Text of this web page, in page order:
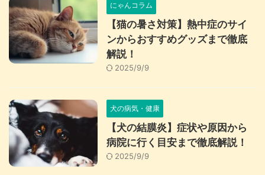
にゃんコラム
【猫の暑さ対策】熱中症のサイ
ンからおすすめグッズまで徹底
解説！
2025/9/9
犬の病気・健康
【犬の結膜炎】症状や原因から
病院に行く目安まで徹底解説！
2025/9/9